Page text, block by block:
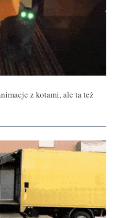
z kotami, ale ta też